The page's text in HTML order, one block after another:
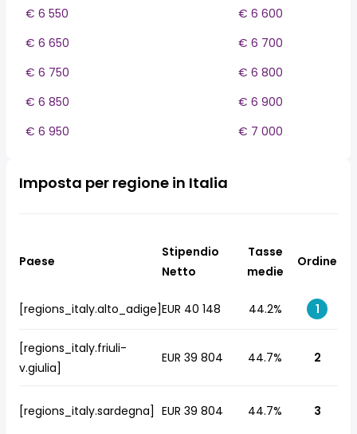
€ 6 550
€ 6 600
€ 6 650
€ 6 700
€ 6 750
€ 6 800
€ 6 850
€ 6 900
€ 6 950
€ 7 000
Imposta per regione in Italia
Paese
Stipendio
Netto
Tasse
medie
Ordine
[regions_italy.alto_adige]EUR 40 148 44.2% 1
[regions_italy.friuli-
v.giulia]
EUR 39 804 44.7% 2
[regions_italy.sardegna] EUR 39 804 44.7% 3